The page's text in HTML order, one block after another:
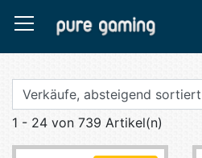
1 - 24 von 739 Artikel(n)